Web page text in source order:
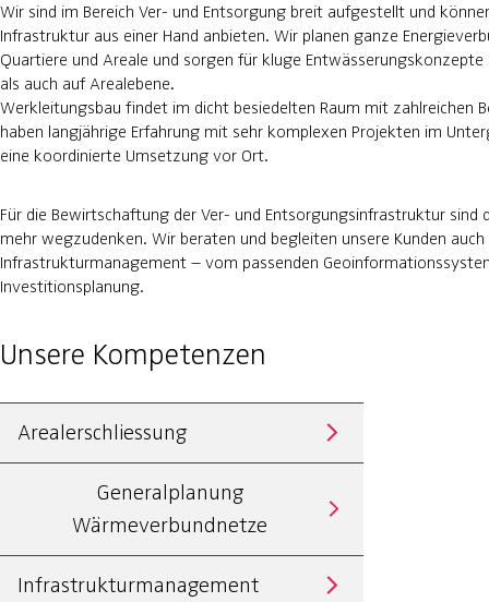
Wir sind im Bereich Ver- und Entsorgung breit aufgestellt und
Infrastruktur aus einer Hand anbieten. Wir planen ganze
Quartiere und Areale und sorgen für kluge
als auch auf Arealebene.
Werkleitungsbau findet im dicht besiedelten Raum mit zahlreichen
haben langjährige Erfahrung mit sehr komplexen Projekten im
eine koordinierte Umsetzung vor Ort.
Für die Bewirtschaftung der Ver- und Entsorgungsinfrastruktur sind
mehr wegzudenken. Wir beraten und begleiten unsere Kunden auch
Infrastrukturmanagement – vom passenden
Investitionsplanung.
Unsere Kompetenzen
Arealerschliessung
Generalplanung
Wärmeverbundnetze
Infrastrukturmanagement